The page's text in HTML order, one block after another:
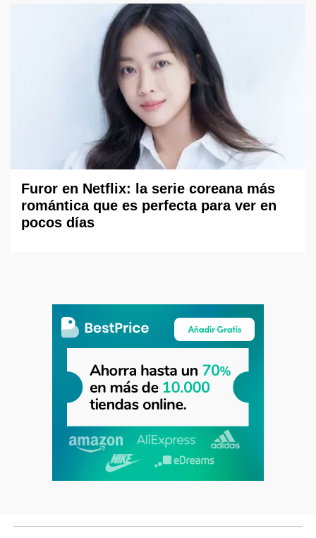
Furor en Netflix: la serie coreana más
romántica que es perfecta para ver en
pocos días